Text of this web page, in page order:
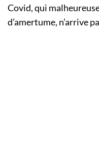
Covid, qui
d’amertume, n’arrive